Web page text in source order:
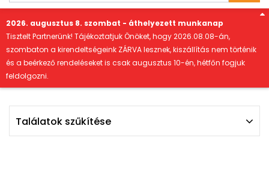
2026. augusztus 8. szombat - áthelyezett munkanap
Tisztelt Partnerünk! Tájékoztatjuk Önöket, hogy 2026.08.08-án,
szombaton a kirendeltségeink ZÁRVA lesznek, kiszállítás nem történik
és a beérkező rendeléseket is csak augusztus 10-én, hétfőn fogjuk
feldolgozni.
Találatok szűkítése